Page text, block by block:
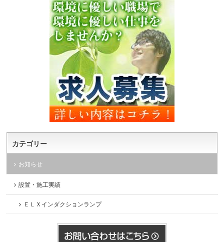
カテゴリー
お知らせ
設置・施工実績
ＥＬＸインダクションランプ